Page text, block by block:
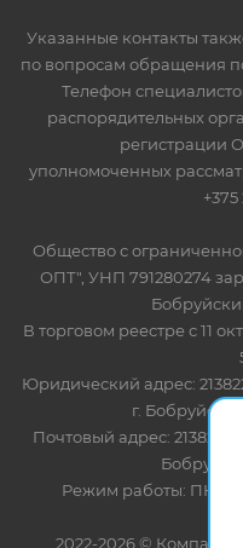
Указанные контакты
по вопросам обращения
Телефон
распорядительных
регистрации
уполномоченных
+375
Общество с
ОПТ", УНП 791280274
В торговом реестре с 11
Юридический адрес:
г. Бобруйск,
Почтовый адрес: 213822,
Режим работы: ПН-ПТ
2022-2026 ©